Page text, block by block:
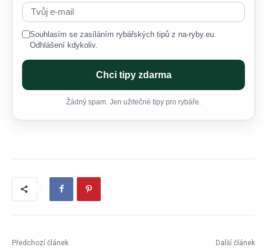
Souhlasím se zasíláním rybářských tipů z na-ryby.eu.
Odhlášení kdykoliv.
Chci tipy zdarma
Žádný spam. Jen užitečné tipy pro rybáře.
Předchozí článek Další článek